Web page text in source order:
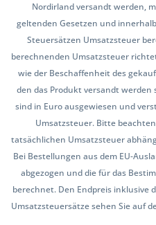
Nordirland versandt werden,
geltenden Gesetzen und
Steuersätzen Umsatzsteuer
berechnenden Umsatzsteuer
wie der Beschaffenheit des
den das Produkt versandt werden
sind in Euro ausgewiesen und
Umsatzsteuer. Bitte
tatsächlichen Umsatzsteuer
Bei Bestellungen aus dem EU-
abgezogen und die für das
berechnet. Den Endpreis inklusive
Umsatzsteuersätze sehen Sie auf